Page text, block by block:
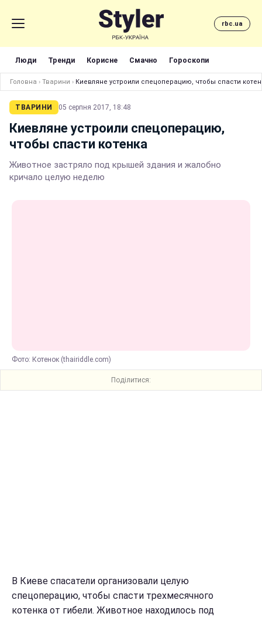
rbc.ua
Люди Тренди Корисне Смачно Гороскопи
Головна › Тварини › Киевляне устроили спецоперацию, чтобы спасти
ТВАРИНИ 05 серпня 2017, 18:48
Киевляне устроили спецоперацию,
чтобы спасти котенка
Животное застряло под крышей здания и жалобно
кричало целую неделю
Фото: Котенок (thairiddle.com)
Поділитися:
В Киеве спасатели организовали целую
спецоперацию, чтобы спасти трехмесячного
котенка от гибели. Животное находилось под